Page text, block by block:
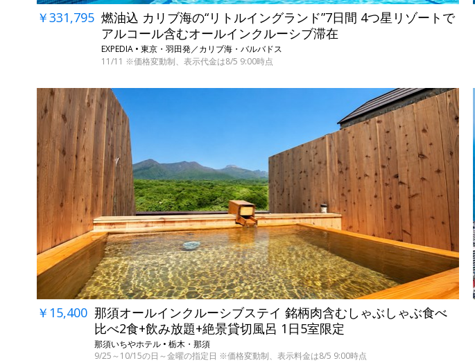
￥331,795 燃油込 カリブ海の“リトルイングランド”7日間 4つ星リゾートで
アルコール含むオールインクルーシブ滞在
EXPEDIA • 東京・羽田発／カリブ海・バルバドス
11/11 ※価格変動制、表示代金は8/5 9:00時点
￥15,400 那須オールインクルーシブステイ 銘柄肉含むしゃぶしゃぶ食べ
比べ2食+飲み放題+絶景貸切風呂 1日5室限定
那須いちやホテル • 栃木・那須
9/25～10/15の日～金曜の指定日 ※価格変動制、表示料金は8/5 9:00時点